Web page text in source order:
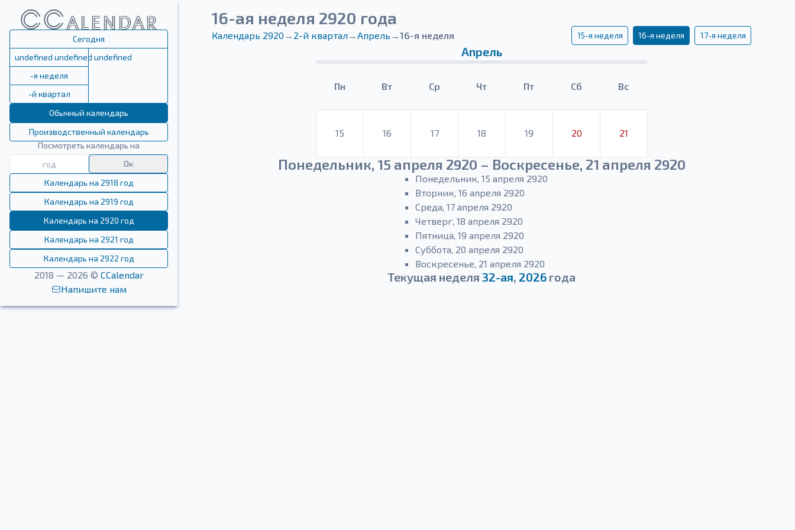
Сегодня
undefined undefined undefined
-я неделя
-й квартал
Обычный календарь
Производственный календарь
Посмотреть календарь на
Ок
Календарь на 2918 год
Календарь на 2919 год
Календарь на 2920 год
Календарь на 2921 год
Календарь на 2922 год
2018 — 2026 © CCalendar
Напишите нам
16-ая неделя 2920 года
Календарь 2920→ 2-й квартал→Апрель →16-я неделя 15-я неделя 16-я неделя 17-я неделя
Апрель
Пн Вт Ср Чт Пт Сб Вс
15 16 17 18 19 20 21
Понедельник, 15 апреля 2920 – Воскресенье, 21 апреля 2920
Понедельник, 15 апреля 2920
Вторник, 16 апреля 2920
Среда, 17 апреля 2920
Четверг, 18 апреля 2920
Пятница, 19 апреля 2920
Суббота, 20 апреля 2920
Воскресенье, 21 апреля 2920
Текущая неделя 32-ая, 2026 года